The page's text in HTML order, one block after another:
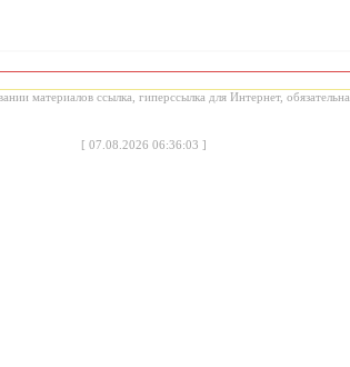
материалов ссылка, гиперссылка для Интернет, обязательна.
[ 07.08.2026 06:36:03 ]